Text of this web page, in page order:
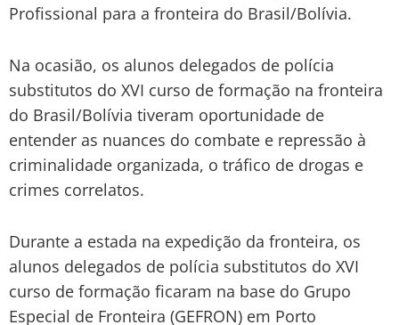
Profissional para a fronteira do Brasil/Bolívia.
Na ocasião, os alunos delegados de polícia
substitutos do XVI curso de formação na fronteira
do Brasil/Bolívia tiveram oportunidade de
entender as nuances do combate e repressão à
criminalidade organizada, o tráfico de drogas e
crimes correlatos.
Durante a estada na expedição da fronteira, os
alunos delegados de polícia substitutos do XVI
curso de formação ficaram na base do Grupo
Especial de Fronteira (GEFRON) em Porto